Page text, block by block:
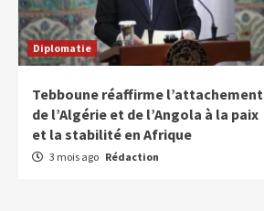
Diplomatie
Tebboune réaffirme l’attachement
de l’Algérie et de l’Angola à la paix
et la stabilité en Afrique
3 mois ago Rédaction